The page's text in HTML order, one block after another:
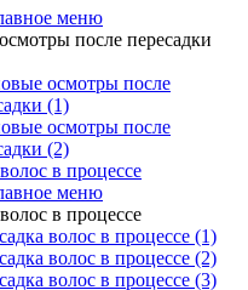
меню
после пересадки
осмотры после
(1)
осмотры после
(2)
в процессе
меню
в процессе
волос в процессе (1)
волос в процессе (2)
волос в процессе (3)